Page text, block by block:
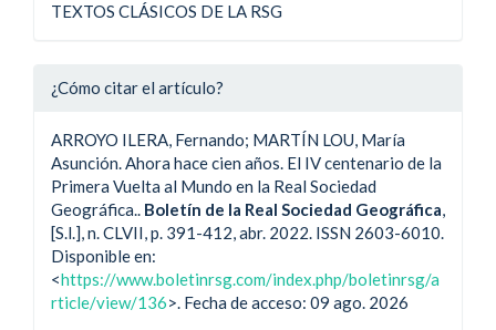
TEXTOS CLÁSICOS DE LA RSG
¿Cómo citar el artículo?
ARROYO ILERA, Fernando; MARTÍN LOU, María
Asunción. Ahora hace cien años. El IV centenario de la
Primera Vuelta al Mundo en la Real Sociedad
Geográfica.. Boletín de la Real Sociedad Geográfica,
[S.l.], n. CLVII, p. 391-412, abr. 2022. ISSN 2603-6010.
Disponible en:
<https://www.boletinrsg.com/index.php/boletinrsg/a
rticle/view/136>. Fecha de acceso: 09 ago. 2026